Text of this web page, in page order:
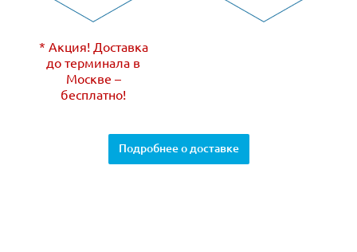
* Акция! Доставка
до терминала в
Москве –
бесплатно!
Подробнее о доставке